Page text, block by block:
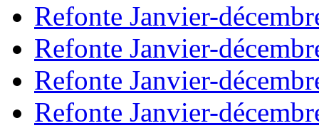
Refonte Janvier-
Refonte Janvier-
Refonte Janvier-
Refonte Janvier-